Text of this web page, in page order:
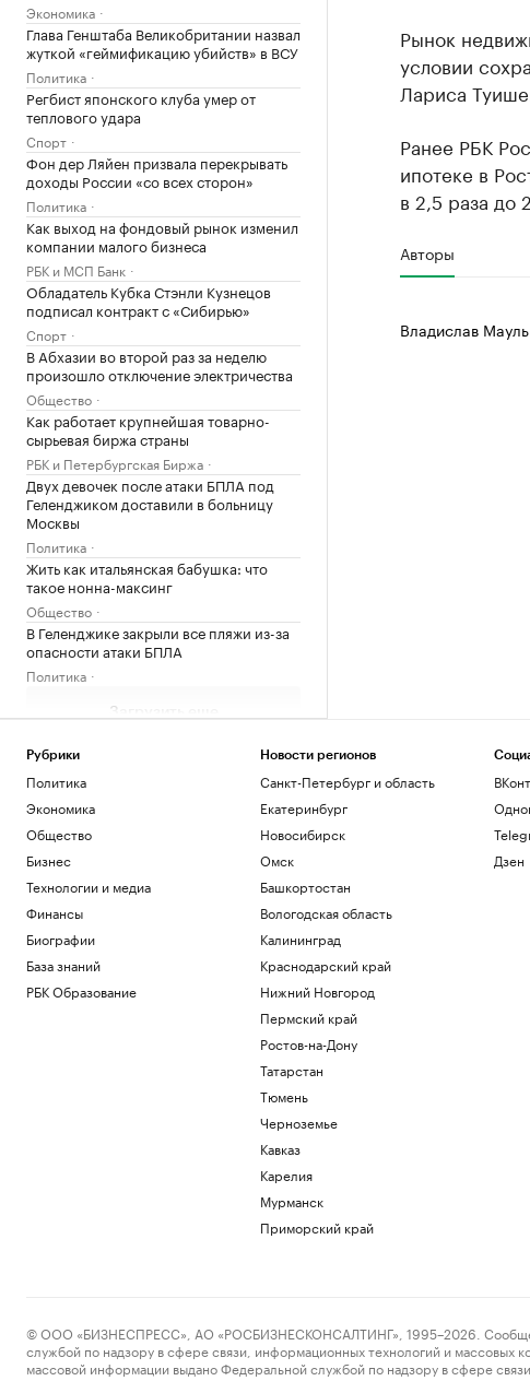
Экономика
Глава Генштаба Великобритании назвал
жуткой «геймификацию убийств» в ВСУ
Политика
Регбист японского клуба умер от
теплового удара
Спорт
Фон дер Ляйен призвала перекрывать
доходы России «со всех сторон»
Политика
Как выход на фондовый рынок изменил
компании малого бизнеса
РБК и МСП Банк
Обладатель Кубка Стэнли Кузнецов
подписал контракт с «Сибирью»
Спорт
В Абхазии во второй раз за неделю
произошло отключение электричества
Общество
Как работает крупнейшая товарно-
сырьевая биржа страны
РБК и Петербургская Биржа
Двух девочек после атаки БПЛА под
Геленджиком доставили в больницу
Москвы
Политика
Жить как итальянская бабушка: что
такое нонна-максинг
Общество
В Геленджике закрыли все пляжи из-за
опасности атаки БПЛА
Политика
Загрузить еще
Рынок
условии
Лариса
Ранее РБК
ипотеке в
в 2,5 раза до
Авторы
Владислав Мауль
Рубрики
Политика
Экономика
Общество
Бизнес
Технологии и медиа
Финансы
Биографии
База знаний
РБК Образование
Новости регионов
Санкт-Петербург и область
Екатеринбург
Новосибирск
Омск
Башкортостан
Вологодская область
Калининград
Краснодарский край
Нижний Новгород
Пермский край
Ростов-на-Дону
Татарстан
Тюмень
Черноземье
Кавказ
Карелия
Мурманск
Приморский край
Дзен
© ООО «БИЗНЕСПРЕСС», АО «РОСБИЗНЕСКОНСАЛТИНГ», 1995–2026.
службой по надзору в сфере связи, информационных технологий и массовых
массовой информации выдано Федеральной службой по надзору в сфере